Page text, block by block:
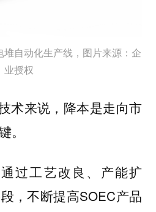
堆自动化生产线，图片来源：企
业授权
术来说，降本是走向市
。
过工艺改良、产能扩
，不断提高SOEC产品